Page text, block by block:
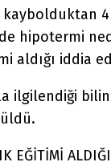
kaybolduktan
hipotermi
aldığı iddia
ilgilendiği
EĞİTİMİ